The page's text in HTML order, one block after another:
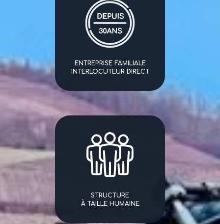
ENTREPRISE FAMILIALE
INTERLOCUTEUR DIRECT
STRUCTURE
À TAILLE HUMAINE